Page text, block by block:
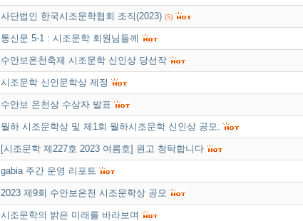
사단법인 한국시조문학협회 조직(2023) (5)
통신문 5-1 : 시조문학 회원님들께
수안보온천축제 시조문학 신인상 당선작
시조문학 신인문학상 제정
수안보 온천상 수상자 발표
월하 시조문학상 및 제1회 월하시조문학 신인상 공모.
[시조문학 제227호 2023 여름호] 원고 청탁합니다
gabia 주간 운영 리포트
2023 제9회 수안보온천 시조문학상 공모
시조문학의 밝은 미래를 바라보며